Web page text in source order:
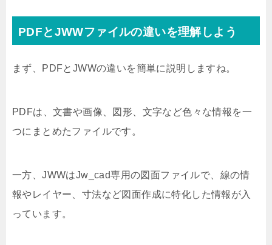
PDFとJWWファイルの違いを理解しよう
まず、PDFとJWWの違いを簡単に説明しますね。
PDFは、文書や画像、図形、文字など色々な情報を一
つにまとめたファイルです。
一方、JWWはJw_cad専用の図面ファイルで、線の情
報やレイヤー、寸法など図面作成に特化した情報が入
っています。